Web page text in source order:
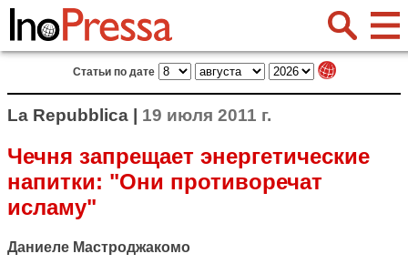
Статьи по дате
La Repubblica | 19 июля 2011 г.
Чечня запрещает энергетические
напитки: "Они противоречат
исламу"
Даниеле Мастроджакомо